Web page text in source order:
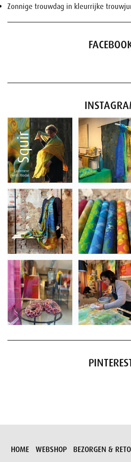
Zonnige trouwdag in kleurrijke
HOME WEBSHOP BEZORGEN &